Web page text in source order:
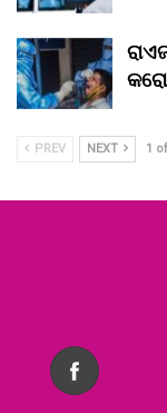
PREV NEXT 1